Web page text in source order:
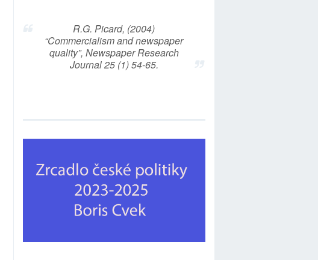
R.G. Picard, (2004)
“Commercialism and newspaper
quality”, Newspaper Research
Journal 25 (1) 54-65.